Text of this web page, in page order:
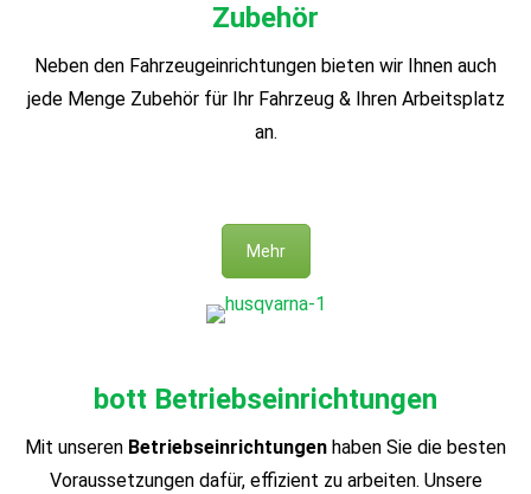
Zubehör
Neben den Fahrzeugeinrichtungen bieten wir Ihnen auch
jede Menge Zubehör für Ihr Fahrzeug & Ihren Arbeitsplatz
an.
Mehr
bott Betriebseinrichtungen
Mit unseren Betriebseinrichtungen haben Sie die besten
Voraussetzungen dafür, effizient zu arbeiten. Unsere